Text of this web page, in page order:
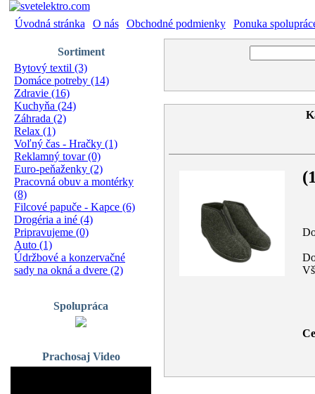
Úvodná stránka O nás| Obchodné podmienky| Ponuka
Sortiment
Bytový textil (3)
Domáce potreby (14)
Zdravie (16)
Kuchyňa (24)
Záhrada (2)
Relax (1)
Voľný čas - Hračky (1)
Reklamný tovar (0)
Euro-peňaženky (2)
Pracovná obuv a montérky
(8)
Filcové papuče - Kapce (6)
Drogéria a iné (4)
Pripravujeme (0)
Auto (1)
Údržbové a konzervačné
sady na okná a dvere (2)
Spolupráca
Prachosaj Video